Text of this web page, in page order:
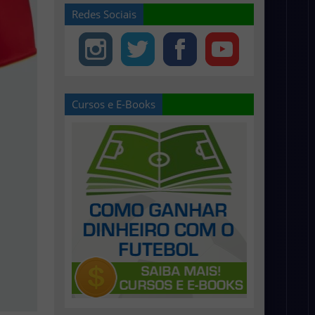
Redes Sociais
Cursos e E-Books